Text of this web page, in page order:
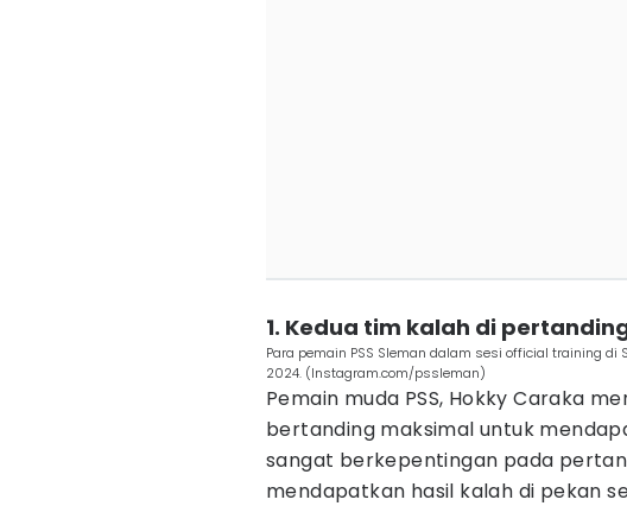
1. Kedua tim kalah di
Para pemain PSS Sleman dalam sesi official training di
2024. (Instagram.com/pssleman)
Pemain muda PSS, Hokky Caraka
bertanding maksimal untuk
sangat berkepentingan pada
mendapatkan hasil kalah di pekan